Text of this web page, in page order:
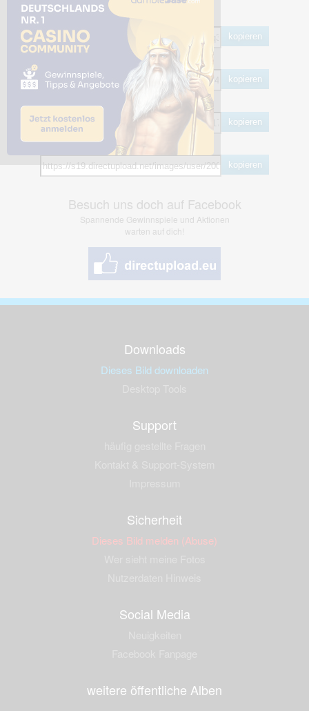
kopieren
HTML
kopieren
BB Code
kopieren
kopieren
Besuch uns doch auf Facebook
Spannende Gewinnspiele und Aktionen
warten auf dich!
Downloads
Dieses Bild downloaden
Support
Sicherheit
Dieses Bild melden (Abuse)
Social Media
weitere öffentliche Alben